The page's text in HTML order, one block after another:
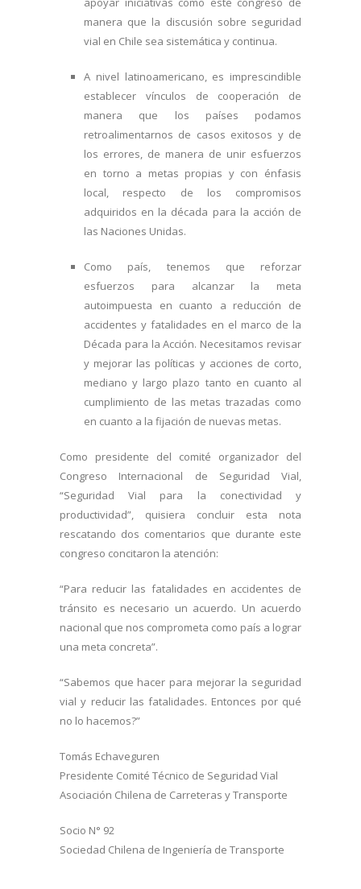
manera que la discusión sobre seguridad
vial en Chile sea sistemática y continua.
A nivel latinoamericano, es imprescindible
establecer vínculos de cooperación de
manera que los países podamos
retroalimentarnos de casos exitosos y de
los errores, de manera de unir esfuerzos
en torno a metas propias y con énfasis
local, respecto de los compromisos
adquiridos en la década para la acción de
las Naciones Unidas.
Como país, tenemos que reforzar
esfuerzos para alcanzar la meta
autoimpuesta en cuanto a reducción de
accidentes y fatalidades en el marco de la
Década para la Acción. Necesitamos revisar
y mejorar las políticas y acciones de corto,
mediano y largo plazo tanto en cuanto al
cumplimiento de las metas trazadas como
en cuanto a la fijación de nuevas metas.
Como presidente del comité organizador del
Congreso Internacional de Seguridad Vial,
“Seguridad Vial para la conectividad y
productividad”, quisiera concluir esta nota
rescatando dos comentarios que durante este
congreso concitaron la atención:
“Para reducir las fatalidades en accidentes de
tránsito es necesario un acuerdo. Un acuerdo
nacional que nos comprometa como país a lograr
una meta concreta”.
“Sabemos que hacer para mejorar la seguridad
vial y reducir las fatalidades. Entonces por qué
no lo hacemos?”
Tomás Echaveguren
Presidente Comité Técnico de Seguridad Vial
Asociación Chilena de Carreteras y Transporte
Socio N° 92
Sociedad Chilena de Ingeniería de Transporte